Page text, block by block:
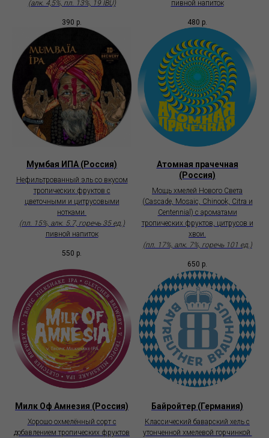
(алк. 4,5%, пл. 13%, 19 IBU)
390 р.
пивной напиток
480 р.
Мумбая ИПА (Россия)
Нефильтрованный эль со вкусом
тропических фруктов с
цветочными и цитрусовыми
нотками
(пл. 15%, алк. 5.7, горечь 35 ед.)
пивной напиток
550 р.
Атомная прачечная
(Россия)
Мощь хмелей Нового Света
(Cascade, Mosaic, Chinook, Citra и
Centennial) с ароматами
тропических фруктов, цитрусов и
хвои.
(пл. 17%, алк. 7%, горечь 101 ед.)
650 р.
Милк Оф Амнезия (Россия)
Хорошо охмелённый сорт с
добавлением тропических фруктов
Байройтер (Германия)
Классический баварский хель с
утонченной хмелевой горчинкой